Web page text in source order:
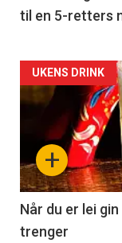
til en 5-retters
Forsiden
akkurat
nå
-
6
+
UKENS DRINK
Når du er lei
trenger